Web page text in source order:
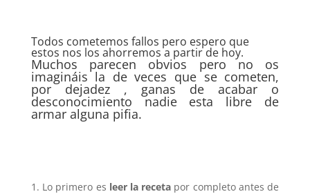
Todos cometemos fallos pero espero que
estos nos los ahorremos a partir de hoy.
Muchos parecen obvios pero no os
imagináis la de veces que se cometen,
por dejadez , ganas de acabar o
desconocimiento nadie esta libre de
armar alguna pifia.
Lo primero es leer la receta por completo antes de